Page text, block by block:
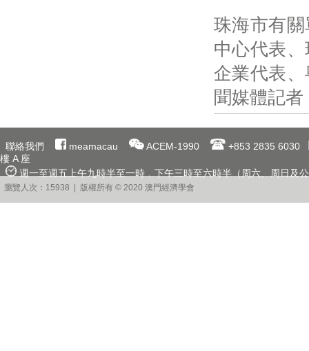
珠海市有
中心代表
企業代表
聞媒體記
聯絡我們 meamacau ACEM-1990
+853 2835 6030
樓 A 座
週一至週五上午九時半至一時﹐下午三時至六時半（周六、周日及
瀏覽人次：15938 | 版權所有 © 2020 澳門經濟學會